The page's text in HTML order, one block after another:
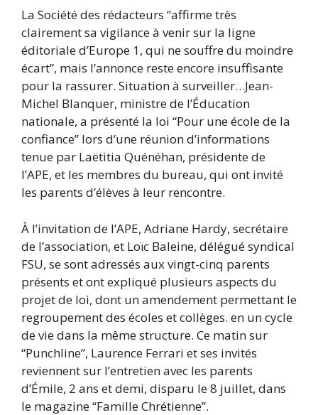
La Société des rédacteurs “affirme très
clairement sa vigilance à venir sur la ligne
éditoriale d’Europe 1, qui ne souffre du moindre
écart”, mais l’annonce reste encore insuffisante
pour la rassurer. Situation à surveiller…Jean-
Michel Blanquer, ministre de l’Éducation
nationale, a présenté la loi “Pour une école de la
confiance” lors d’une réunion d’informations
tenue par Laëtitia Quénéhan, présidente de
l’APE, et les membres du bureau, qui ont invité
les parents d’élèves à leur rencontre.
À l’invitation de l’APE, Adriane Hardy, secrétaire
de l’association, et Loïc Baleine, délégué syndical
FSU, se sont adressés aux vingt-cinq parents
présents et ont expliqué plusieurs aspects du
projet de loi, dont un amendement permettant le
regroupement des écoles et collèges. en un cycle
de vie dans la même structure. Ce matin sur
“Punchline”, Laurence Ferrari et ses invités
reviennent sur l’entretien avec les parents
d’Émile, 2 ans et demi, disparu le 8 juillet, dans
le magazine “Famille Chrétienne”.